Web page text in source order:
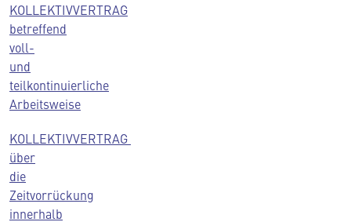
KOLLEKTIVVERTRAG
betreffend
voll-
und
teilkontinuierliche
Arbeitsweise
KOLLEKTIVVERTRAG
über
die
Zeitvorrückung
innerhalb